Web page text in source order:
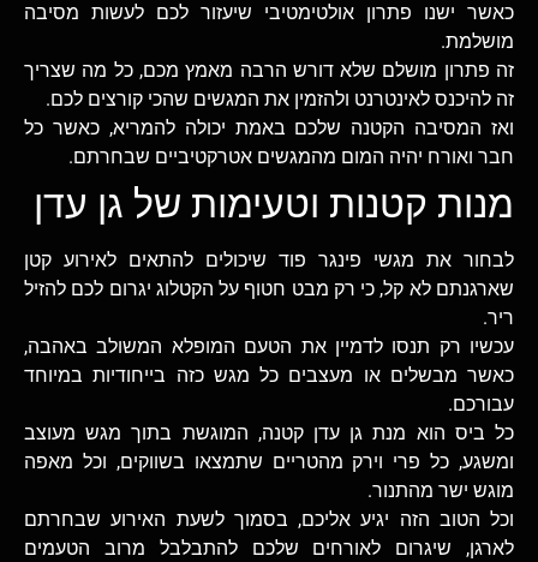
כאשר ישנו פתרון אולטימטיבי שיעזור לכם לעשות מסיבה
מושלמת.
זה פתרון מושלם שלא דורש הרבה מאמץ מכם, כל מה שצריך
זה להיכנס לאינטרנט ולהזמין את המגשים שהכי קורצים לכם.
ואז המסיבה הקטנה שלכם באמת יכולה להמריא, כאשר כל
חבר ואורח יהיה המום מהמגשים אטרקטיביים שבחרתם.
מנות קטנות וטעימות של גן עדן
לבחור את מגשי פינגר פוד שיכולים להתאים לאירוע קטן
שארגנתם לא קל, כי רק מבט חטוף על הקטלוג יגרום לכם להזיל
ריר.
עכשיו רק תנסו לדמיין את הטעם המופלא המשולב באהבה,
כאשר מבשלים או מעצבים כל מגש כזה בייחודיות במיוחד
עבורכם.
כל ביס הוא מנת גן עדן קטנה, המוגשת בתוך מגש מעוצב
ומשגע, כל פרי וירק מהטריים שתמצאו בשווקים, וכל מאפה
מוגש ישר מהתנור.
וכל הטוב הזה יגיע אליכם, בסמוך לשעת האירוע שבחרתם
לארגן, שיגרום לאורחים שלכם להתבלבל מרוב הטעמים